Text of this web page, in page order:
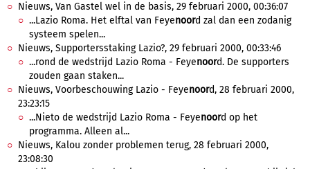
Nieuws, Van Gastel wel in de basis, 29 februari 2000, 00:36:07
...Lazio Roma. Het elftal van Feyenoord zal dan een zodanig
systeem spelen...
Nieuws, Supportersstaking Lazio?, 29 februari 2000, 00:33:46
...rond de wedstrijd Lazio Roma - Feyenoord. De supporters
zouden gaan staken...
Nieuws, Voorbeschouwing Lazio - Feyenoord, 28 februari 2000,
23:23:15
...Nieto de wedstrijd Lazio Roma - Feyenoord op het
programma. Alleen al...
Nieuws, Kalou zonder problemen terug, 28 februari 2000,
23:08:30